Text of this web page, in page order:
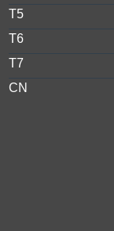
T5
T6
T7
CN